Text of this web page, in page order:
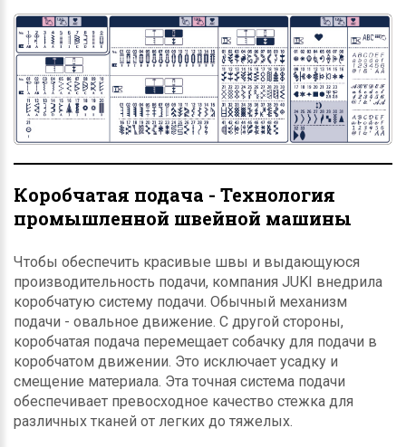
Коробчатая подача - Технология
промышленной швейной машины
Чтобы обеспечить красивые швы и выдающуюся
производительность подачи, компания JUKI внедрила
коробчатую систему подачи. Обычный механизм
подачи - овальное движение. С другой стороны,
коробчатая подача перемещает собачку для подачи в
коробчатом движении. Это исключает усадку и
смещение материала. Эта точная система подачи
обеспечивает превосходное качество стежка для
различных тканей от легких до тяжелых.